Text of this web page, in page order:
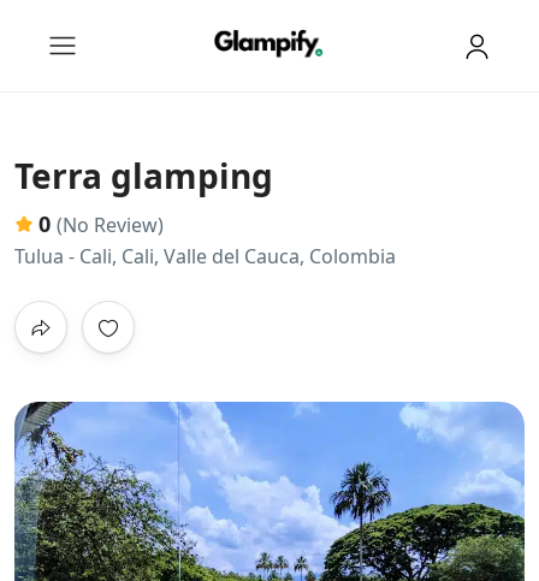
Terra glamping
0 (No Review)
Tulua - Cali, Cali, Valle del Cauca, Colombia